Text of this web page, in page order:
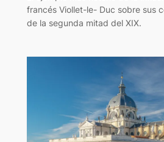
francés Viollet-le- Duc sobre sus
de la segunda mitad del XIX.